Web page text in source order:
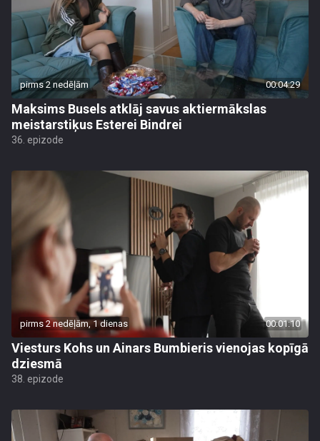
pirms 2 nedēļām 00:04:29
Maksims Busels atklāj savus aktiermākslas
meistarstiķus Esterei Bindrei
36. epizode
pirms 2 nedēļām, 1 dienas 00:01:10
Viesturs Kohs un Ainars Bumbieris vienojas kopīgā
dziesmā
38. epizode